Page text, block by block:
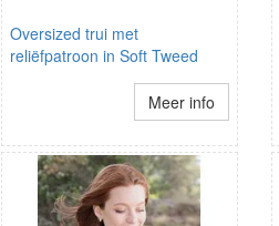
Oversized trui met
reliëfpatroon in Soft Tweed
Meer info